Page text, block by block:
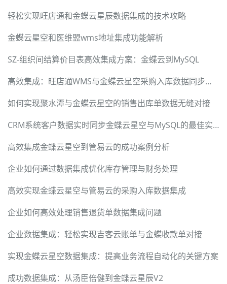
轻松实现旺店通和金蝶云星辰数据集成的技术攻略
金蝶云星空和医维盟wms地址集成功能解析
SZ-组织间结算价目表高效集成方案：金蝶云到MySQL
高效集成：旺店通WMS与金蝶云星空采购入库数据同步案例
如何实现聚水潭与金蝶云星空的销售出库单数据无缝对接
CRM系统客户数据实时同步金蝶云星空与MySQL的最佳实践
高效集成金蝶云星空到管易云的成功案例分析
企业如何通过数据集成优化库存管理与财务处理
高效实现金蝶云星空与管易云的采购入库数据集成
企业如何高效处理销售退货单数据集成问题
企业数据集成：轻松实现吉客云账单与金蝶收款单对接
实现金蝶云星空数据集成：提高业务流程自动化的关键方案
成功数据集成：从汤臣倍健到金蝶云星辰V2